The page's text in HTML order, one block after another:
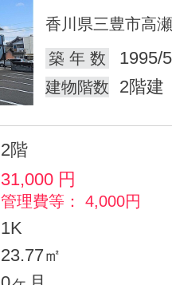
香川県三豊市高
築 年 数
1995/
建物階数 2階建
2階
31,000 円
管理費等： 4,000円
1K
23.77㎡